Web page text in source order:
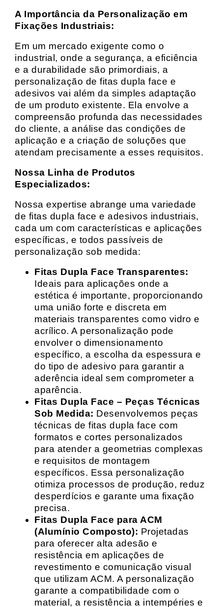
A Importância da Personalização em
Fixações Industriais:
Em um mercado exigente como o
industrial, onde a segurança, a eficiência
e a durabilidade são primordiais, a
personalização de fitas dupla face e
adesivos vai além da simples adaptação
de um produto existente. Ela envolve a
compreensão profunda das necessidades
do cliente, a análise das condições de
aplicação e a criação de soluções que
atendam precisamente a esses requisitos.
Nossa Linha de Produtos
Especializados:
Nossa expertise abrange uma variedade
de fitas dupla face e adesivos industriais,
cada um com características e aplicações
específicas, e todos passíveis de
personalização sob medida:
Fitas Dupla Face Transparentes:
Ideais para aplicações onde a
estética é importante, proporcionando
uma união forte e discreta em
materiais transparentes como vidro e
acrílico. A personalização pode
envolver o dimensionamento
específico, a escolha da espessura e
do tipo de adesivo para garantir a
aderência ideal sem comprometer a
aparência.
Fitas Dupla Face – Peças Técnicas
Sob Medida: Desenvolvemos peças
técnicas de fitas dupla face com
formatos e cortes personalizados
para atender a geometrias complexas
e requisitos de montagem
específicos. Essa personalização
otimiza processos de produção, reduz
desperdícios e garante uma fixação
precisa.
Fitas Dupla Face para ACM
(Alumínio Composto): Projetadas
para oferecer alta adesão e
resistência em aplicações de
revestimento e comunicação visual
que utilizam ACM. A personalização
garante a compatibilidade com o
material, a resistência a intempéries e